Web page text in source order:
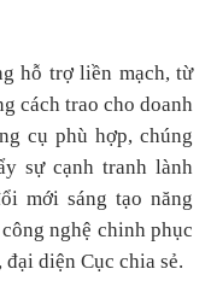
hỗ trợ liền mạch, từ
cách trao cho doanh
cụ phù hợp, chúng
sự cạnh tranh lành
mới sáng tạo năng
nghệ chinh phục
diện Cục chia sẻ.